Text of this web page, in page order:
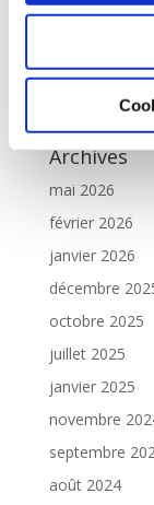
Meilleurs
dans9
Archives
mai 2026
février 2026
janvier 2026
décembre
octobre 2025
juillet 2025
janvier 2025
novembre
septembre
août 2024